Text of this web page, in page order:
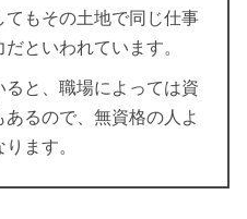
もその土地で同じ仕事
といわれています。
と、職場によっては資
るので、無資格の人よ
ます。